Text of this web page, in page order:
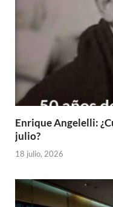
Enrique Angelelli:
julio?
18 julio, 2026